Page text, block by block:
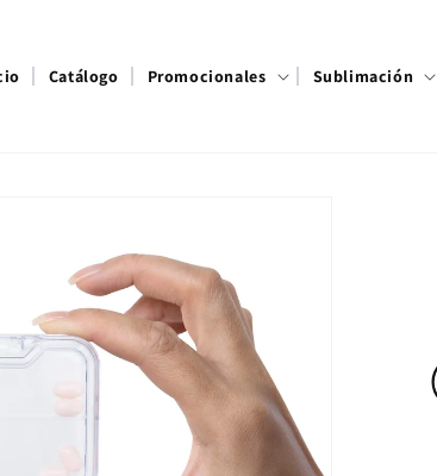
Catálogo Promocionales Sublimación